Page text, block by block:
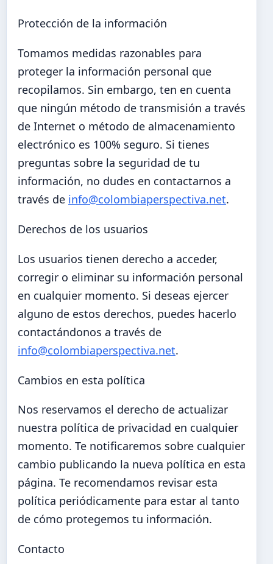
Protección de la información
Tomamos medidas razonables para
proteger la información personal que
recopilamos. Sin embargo, ten en cuenta
que ningún método de transmisión a través
de Internet o método de almacenamiento
electrónico es 100% seguro. Si tienes
preguntas sobre la seguridad de tu
información, no dudes en contactarnos a
través de info@colombiaperspectiva.net.
Derechos de los usuarios
Los usuarios tienen derecho a acceder,
corregir o eliminar su información personal
en cualquier momento. Si deseas ejercer
alguno de estos derechos, puedes hacerlo
contactándonos a través de
info@colombiaperspectiva.net.
Cambios en esta política
Nos reservamos el derecho de actualizar
nuestra política de privacidad en cualquier
momento. Te notificaremos sobre cualquier
cambio publicando la nueva política en esta
página. Te recomendamos revisar esta
política periódicamente para estar al tanto
de cómo protegemos tu información.
Contacto